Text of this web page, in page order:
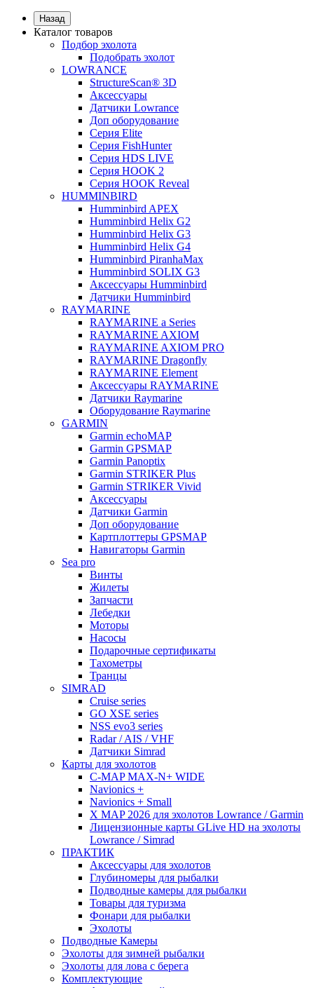
Назад
Каталог товаров
Подбор эхолота
Подобрать эхолот
LOWRANCE
StructureScan® 3D
Аксессуары
Датчики Lowrance
Доп оборудование
Серия Elite
Серия FishHunter
Серия HDS LIVE
Серия HOOK 2
Серия HOOK Reveal
HUMMINBIRD
Humminbird APEX
Humminbird Helix G2
Humminbird Helix G3
Humminbird Helix G4
Humminbird PiranhaMax
Humminbird SOLIX G3
Аксессуары Humminbird
Датчики Humminbird
RAYMARINE
RAYMARINE a Series
RAYMARINE AXIOM
RAYMARINE AXIOM PRO
RAYMARINE Dragonfly
RAYMARINE Element
Аксессуары RAYMARINE
Датчики Raymarine
Оборудование Raymarine
GARMIN
Garmin echoMAP
Garmin GPSMAP
Garmin Panoptix
Garmin STRIKER Plus
Garmin STRIKER Vivid
Аксессуары
Датчики Garmin
Доп оборудование
Картплоттеры GPSMAP
Навигаторы Garmin
Sea pro
Винты
Жилеты
Запчасти
Лебедки
Моторы
Насосы
Подарочные сертификаты
Тахометры
Транцы
SIMRAD
Cruise series
GO XSE series
NSS evo3 series
Radar / AIS / VHF
Датчики Simrad
Карты для эхолотов
C-MAP MAX-N+ WIDE
Navionics +
Navionics + Small
X MAP 2026 для эхолотов Lowrance / Garmin
Лицензионные карты GLive HD на эхолоты
Lowrance / Simrad
ПРАКТИК
Аксессуары для эхолотов
Глубиномеры для рыбалки
Подводные камеры для рыбалки
Товары для туризма
Фонари для рыбалки
Эхолоты
Подводные Камеры
Эхолоты для зимней рыбалки
Эхолоты для лова с берега
Комплектующие